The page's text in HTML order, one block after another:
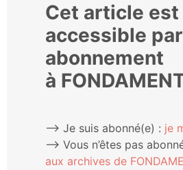
Cet article est
accessible par
abonnement
à
⟶ Je suis abonné(e) : je
⟶ Vous n’êtes pas
aux archives de